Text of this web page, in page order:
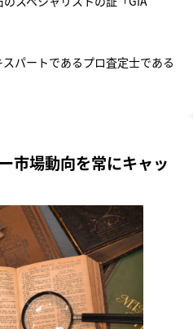
パートであるプロ査定士である
市場動向を常にキャッ